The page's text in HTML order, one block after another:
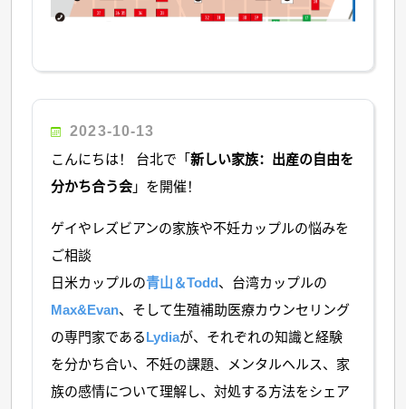
2023-10-13
こんにちは！ 台北で「 新しい家族：出産の自由を
分かち合う会 」を開催！
ゲイやレズビアンの家族や不妊カップルの悩みを
ご相談
日米カップルの青山＆Todd、台湾カップルの
Max&Evan、そして生殖補助医療カウンセリング
の専門家であるLydiaが、それぞれの知識と経験
を分かち合い、不妊の課題、メンタルヘルス、家
族の感情について理解し、対処する方法をシェア